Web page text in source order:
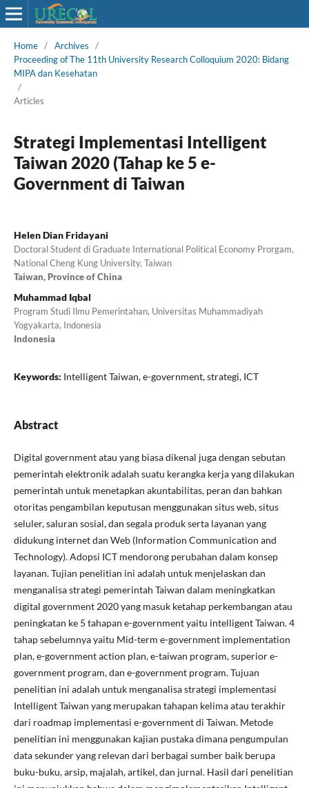
Home / Archives
/
Proceeding of The 11th University Research Colloquium 2020: Bidang
MIPA dan Kesehatan
/
Articles
Strategi Implementasi Intelligent
Taiwan 2020 (Tahap ke 5 e-
Government di Taiwan
Helen Dian Fridayani
Doctoral Student di Graduate International Political Economy Prorgam,
National Cheng Kung University, Taiwan
Taiwan, Province of China
Muhammad Iqbal
Program Studi Ilmu Pemerintahan, Universitas Muhammadiyah
Yogyakarta, Indonesia
Indonesia
Keywords: Intelligent Taiwan, e-government, strategi, ICT
Abstract
Digital government atau yang biasa dikenal juga dengan sebutan
pemerintah elektronik adalah suatu kerangka kerja yang dilakukan
pemerintah untuk menetapkan akuntabilitas, peran dan bahkan
otoritas pengambilan keputusan menggunakan situs web, situs
seluler, saluran sosial, dan segala produk serta layanan yang
didukung internet dan Web (Information Communication and
Technology). Adopsi ICT mendorong perubahan dalam konsep
layanan. Tujian penelitian ini adalah untuk menjelaskan dan
menganalisa strategi pemerintah Taiwan dalam meningkatkan
digital government 2020 yang masuk ketahap perkembangan atau
peningkatan ke 5 tahapan e-government yaitu intelligent Taiwan. 4
tahap sebelumnya yaitu Mid-term e-government implementation
plan, e-government action plan, e-taiwan program, superior e-
government program, dan e-government program. Tujuan
penelitian ini adalah untuk menganalisa strategi implementasi
Intelligent Taiwan yang merupakan tahapan kelima atau terakhir
dari roadmap implementasi e-government di Taiwan. Metode
penelitian ini menggunakan kajian pustaka dimana pengumpulan
data sekunder yang relevan dari berbagai sumber baik berupa
buku-buku, arsip, majalah, artikel, dan jurnal. Hasil dari penelitian